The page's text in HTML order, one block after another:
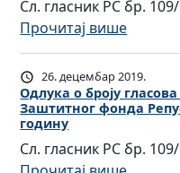
и
З
а
т
а
с
к
у
п
т
и
и
п
л
а
ћ
а
у
с
о
а
a
о
у
т
в
д
р
ђ
Сл. гласник РС бр.
Прочитај више:
О
д
л
у
a
26. децембар 2019.
Одлукa о броју
Заштитног фонда
годину
Сл. гласник РС бр.